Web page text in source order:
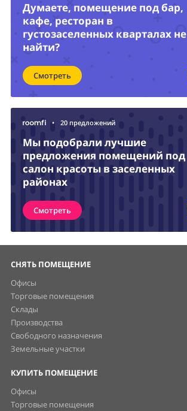
Думаете, помещение под бар,
кафе, ресторан в
густозаселенных кварталах не
найти?
Смотреть
• 20 предложений
Мы подобрали лучшие
предложения помещений под
салон красоты в заселенных
районах
Смотреть
СНЯТЬ ПОМЕЩЕНИЕ
Офисы
Торговые помещения
Склады
Производства
Свободного назначения
Земельные участки
КУПИТЬ ПОМЕЩЕНИЕ
Офисы
Торговые помещения